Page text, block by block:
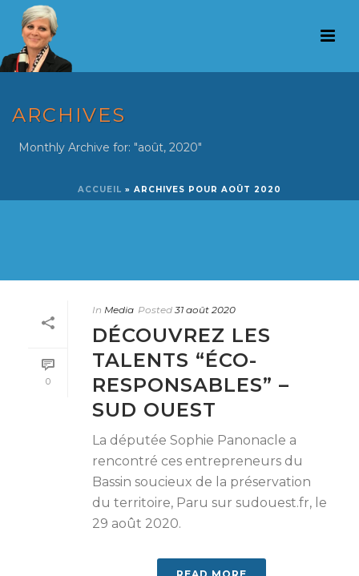
ARCHIVES
Monthly Archive for: "août, 2020"
ACCUEIL » ARCHIVES POUR AOÛT 2020
0
In Media Posted 31 août 2020
DÉCOUVREZ LES
TALENTS “ÉCO-
RESPONSABLES” –
SUD OUEST
La députée Sophie Panonacle a
rencontré ces entrepreneurs du
Bassin soucieux de la préservation
du territoire, Paru sur sudouest.fr, le
29 août 2020.